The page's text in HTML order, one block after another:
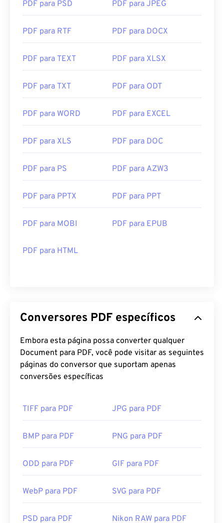
muitos recursos que você talvez nunca precise ou
A maioria dos navegadores, como o Chrome e o
ou não precisar de um complemento ou extensão
online. Recomendo fortementeo SumatraPDF
aprofundado. Ambos são gratuitos.
Links úteis:
https://acrobat.adobe.com/us/en/why-
PDF para PSD PDF para JPEG
PDF para RTF PDF para DOCX
PDF para TEXT PDF para XLSX
PDF para TXT PDF para ODT
PDF para WORD PDF para EXCEL
PDF para XLS PDF para DOC
PDF para PS PDF para AZW3
PDF para PPTX PDF para PPT
PDF para MOBI PDF para EPUB
PDF para HTML
Conversores PDF específicos
Embora esta página possa converter qualquer
Document para PDF, você pode visitar as seguintes
páginas do conversor que suportam apenas
conversões específicas
TIFF para PDF JPG para PDF
BMP para PDF PNG para PDF
ODD para PDF GIF para PDF
WebP para PDF SVG para PDF
PSD para PDF Nikon RAW para PDF